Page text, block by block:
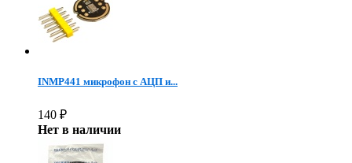
INMP441 микрофон c АЦП и...
140 ₽
Нет в наличии